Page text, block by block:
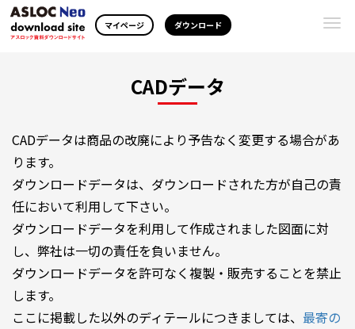
マイページ ダウンロード
CADデータ
CADデータは商品の改廃により予告なく変更する場合があ
ります。
ダウンロードデータは、ダウンロードされた方が自己の責
任において利用して下さい。
ダウンロードデータを利用して作成されました図面に対
し、弊社は一切の責任を負いません。
ダウンロードデータを許可なく複製・販売することを禁止
します。
ここに掲載した以外のディテールにつきましては、 最寄の